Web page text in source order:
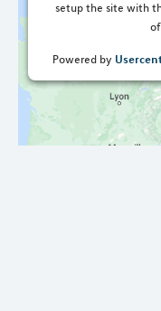
setup the site with
Powered by